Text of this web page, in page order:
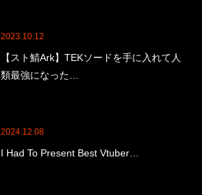
2023.10.12
【スト鯖Ark】TEKソードを手に入れて人
類最強になった…
2024.12.08
I Had To Present Best Vtuber…